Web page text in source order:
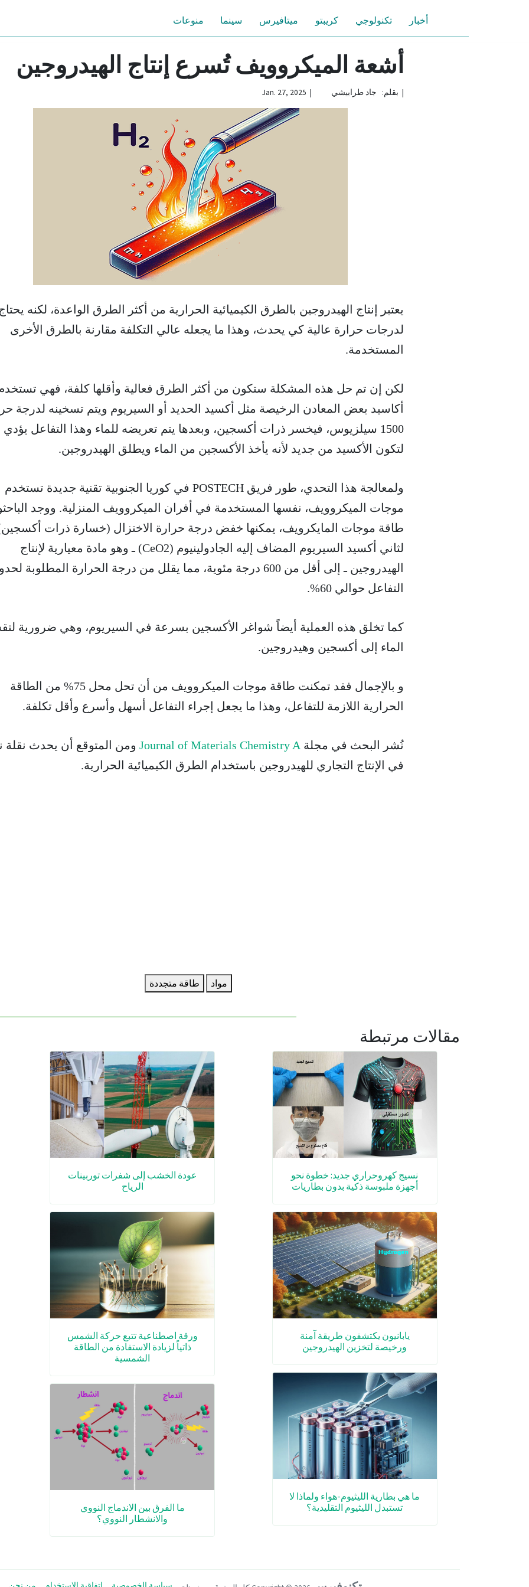
أخبار تكنولوجي كريبتو ميتافيرس سينما منوعات
أشعة الميكروويف تُسرع إنتاج الهيدروجين
| بقلم: جاد طرابيشي | Jan. 27, 2025
يعتبر إنتاج الهيدروجين بالطرق الكيميائية الحرارية من أكثر الطرق الواعدة، لكنه
لدرجات حرارة عالية كي يحدث، وهذا ما يجعله عالي التكلفة مقارنة بالطرق الأخرى
المستخدمة.
لكن إن تم حل هذه المشكلة ستكون من أكثر الطرق فعالية وأقلها كلفة، فهي
أكاسيد بعض المعادن الرخيصة مثل أكسيد الحديد أو السيريوم ويتم تسخينه لدرجة
1500 سيلزيوس، فيخسر ذرات أكسجين، وبعدها يتم تعريضه للماء وهذا التفاعل يؤدي
لتكون الأكسيد من جديد لأنه يأخذ الأكسجين من الماء ويطلق الهيدروجين.
ولمعالجة هذا التحدي، طور فريق POSTECH في كوريا الجنوبية تقنية جديدة تستخدم
موجات الميكروويف، نفسها المستخدمة في أفران الميكروويف المنزلية. ووجد
طاقة موجات المايكرويف، يمكنها خفض درجة حرارة الاختزال (خسارة ذرات
لثاني أكسيد السيريوم المضاف إليه الجادولينيوم (CeO2) ـ وهو مادة معيارية لإنتاج
الهيدروجين ـ إلى أقل من 600 درجة مئوية، مما يقلل من درجة الحرارة المطلوبة
التفاعل حوالي 60%.
كما تخلق هذه العملية أيضاً شواغر الأكسجين بسرعة في السيريوم، وهي ضرورية
الماء إلى أكسجين وهيدروجين.
و بالإجمال فقد تمكنت طاقة موجات الميكروويف من أن تحل محل 75% من الطاقة
الحرارية اللازمة للتفاعل، وهذا ما يجعل إجراء التفاعل أسهل وأسرع وأقل تكلفة.
نُشر البحث في مجلة Journal of Materials Chemistry A ومن المتوقع أن يحدث نقلة
في الإنتاج التجاري للهيدروجين باستخدام الطرق الكيميائية الحرارية.
مواد طاقة متجددة
مقالات مرتبطة
نسيج كهروحراري جديد: خطوة نحو
أجهزة ملبوسة ذكية بدون بطاريات
يابانيون يكتشفون طريقة آمنة
ورخيصة لتخزين الهيدروجين
ما هي بطارية الليثيوم-هواء ولماذا لا
تستبدل الليثيوم التقليدية؟
عودة الخشب إلى شفرات توربينات
الرياح
ورقة اصطناعية تتبع حركة الشمس
ذاتياً لزيادة الاستفادة من الطاقة
الشمسية
ما الفرق بين الاندماج النووي
والانشطار النووي؟